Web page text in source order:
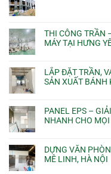
THI CÔNG TRẦN
MÁY TẠI HƯNG
LẮP ĐẶT TRẦN,
SẢN XUẤT BÁNH
PANEL EPS –
NHANH CHO
DỰNG VĂN
MÊ LINH, HÀ NỘI